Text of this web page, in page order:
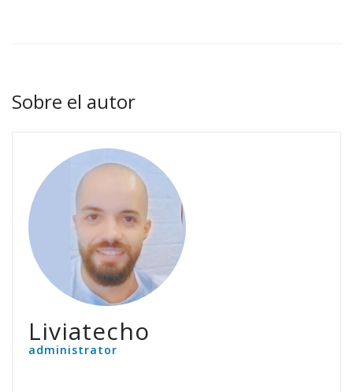
Sobre el autor
Liviatecho
administrator